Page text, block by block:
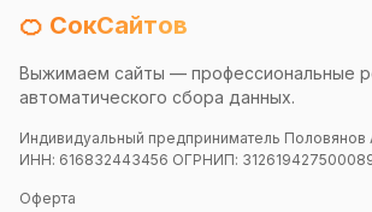
🍊 СокСайтов
Выжимаем сайты — профессиональные
автоматического сбора данных.
Индивидуальный предприниматель Половянов
ИНН: 616832443456 ОГРНИП:
Оферта